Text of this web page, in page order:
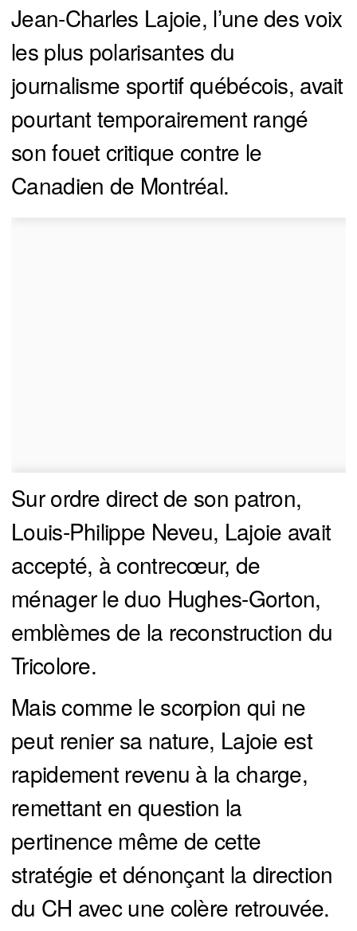
Jean-Charles Lajoie, l’une des voix
les plus polarisantes du
journalisme sportif québécois, avait
pourtant temporairement rangé
son fouet critique contre le
Canadien de Montréal.
Sur ordre direct de son patron,
Louis-Philippe Neveu, Lajoie avait
accepté, à contrecœur, de
ménager le duo Hughes-Gorton,
emblèmes de la reconstruction du
Tricolore.
Mais comme le scorpion qui ne
peut renier sa nature, Lajoie est
rapidement revenu à la charge,
remettant en question la
pertinence même de cette
stratégie et dénonçant la direction
du CH avec une colère retrouvée.